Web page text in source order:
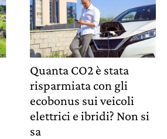
Quanta CO2 è stata
risparmiata con gli
ecobonus sui veicoli
elettrici e ibridi? Non si
sa